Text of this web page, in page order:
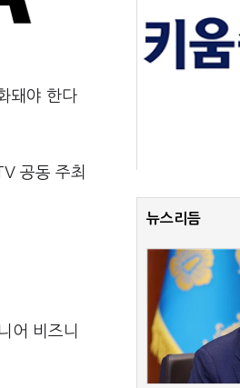
돼야 한다
공동 주최
어 비즈니
뉴스리듬